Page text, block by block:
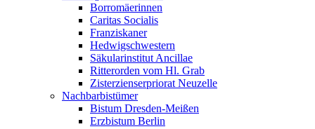
Borromäerinnen
Caritas Socialis
Franziskaner
Hedwigschwestern
Säkularinstitut Ancillae
Ritterorden vom Hl. Grab
Zisterzienserpriorat Neuzelle
Nachbarbistümer
Bistum Dresden-Meißen
Erzbistum Berlin